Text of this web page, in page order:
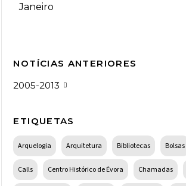
Janeiro
NOTÍCIAS ANTERIORES
2005-2013
ETIQUETAS
Arquelogia Arquitetura Bibliotecas Bolsas
Calls Centro Histórico de Évora Chamadas